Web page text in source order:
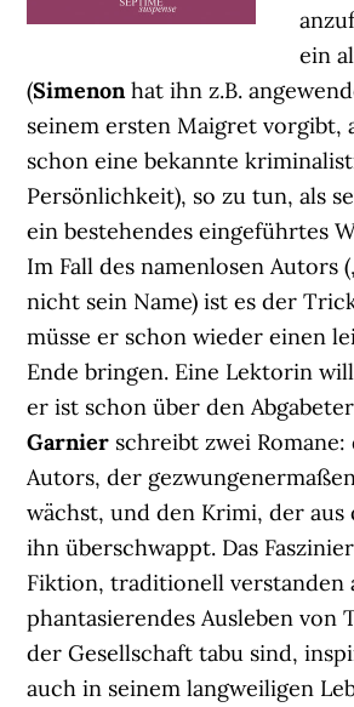
ein
(Simenonhat ihn z.B.
seinem ersten Maigret vorgibt,
schon eine bekannte
Persönlichkeit), so zu tun, als
ein bestehendes eingeführtes
Im Fall des namenlosen Autors
nicht sein Name) ist es der
müsse er schon wieder einen
Ende bringen. Eine Lektorin
er ist schon über den
Garnier schreibt zwei
Autors, der
wächst, und den Krimi, der aus
ihn überschwappt. Das
Fiktion, traditionell verstanden
phantasierendes Ausleben von
der Gesellschaft tabu sind,
auch in seinem langweiligen